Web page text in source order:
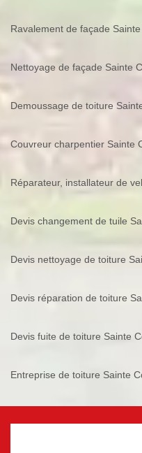
Ravalement de façade
Nettoyage de façade Sainte
Demoussage de toiture
Couvreur charpentier Sainte
Réparateur, installateur de
Devis changement de tuile
Devis nettoyage de toiture
Devis réparation de toiture
Devis fuite de toiture Sainte
Entreprise de toiture Sainte